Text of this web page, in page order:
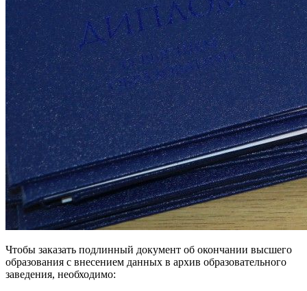
Чтобы заказать подлинный документ об окончании высшего
образования с внесением данных в архив образовательного
заведения, необходимо: